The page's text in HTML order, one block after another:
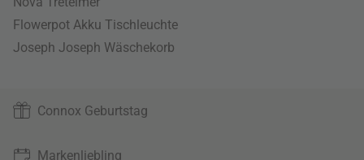
Flowerpot Akku Tischleuchte
Joseph Joseph Wäschekorb
Connox Geburtstag
Markenliebling